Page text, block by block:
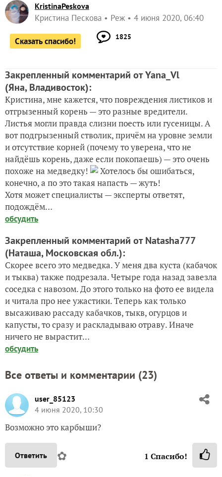
KristinaPeskova
Кристина Пескова Реж 4 июня 2020, 06:40
Сказать спасибо! 1825
Закрепленный комментарий от Yana_Vl
(Яна, Владивосток):
Кристина, мне кажется, что повреждения листиков и
отгрызенный корень — это разные вредители.
Листья могли правда слизни поесть или гусеницы. А
вот подгрызенный стволик, причём на уровне земли
и отсутствие корней (почему то уверена, что не
найдёшь корень, даже если покопаешь) — это очень
похоже на медведку!
Хотелось бы ошибаться,
конечно, а по это такая напасть — жуть!
Хотя может специалисты — эксперты ответят,
подождём…
обсудить
Закрепленный комментарий от Natasha777
(Наташа, Московская обл.):
Скорее всего это медведка. У меня два куста (кабачок
и тыква) также подрезала. Четыре года назад завезла
соседка с навозом. До этого только на фото ее видела
и читала про нее ужастики. Теперь как только
высаживаю рассаду кабачков, тыкв, огурцов и
капусты, то сразу и раскладываю отраву. Иначе
ничего не вырастит…
обсудить
Все ответы и комментарии (23)
user_85123
4 июня 2020, 10:30
Возможно это карбыши?
Ответить ✿ 1 Спасибо!